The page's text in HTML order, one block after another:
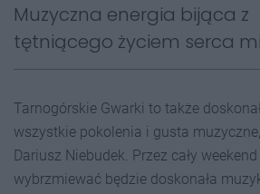
Muzyczna energia bijąca z
tętniącego życiem serca
Tarnogórskie Gwarki to także
wszystkie pokolenia i gusta
Dariusz Niebudek. Przez cały
wybrzmiewać będzie doskonała